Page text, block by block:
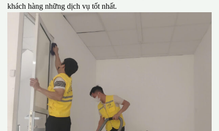
khách hàng những dịch vụ tốt nhất.